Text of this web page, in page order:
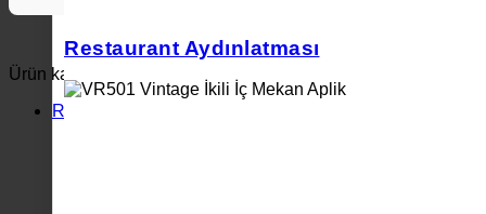
Restaurant Aydınlatması
Ürün kategorileri
Ray ve Ray Spotlar